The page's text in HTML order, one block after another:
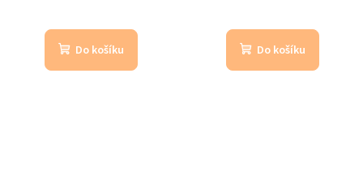
Do košíku Do košíku